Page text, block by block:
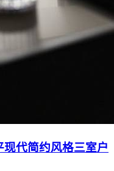
代简约风格三室户